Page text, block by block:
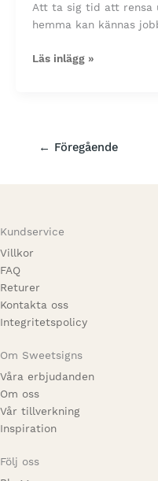
Att ta sig tid att rensa
hemma kan kännas
Ordning
prioritera?
Läs inlägg »
← Föregående
Kundservice
Villkor
FAQ
Returer
Kontakta oss
Integritetspolicy
Om Sweetsigns
Våra erbjudanden
Om oss
Vår tillverkning
Inspiration
Följ oss